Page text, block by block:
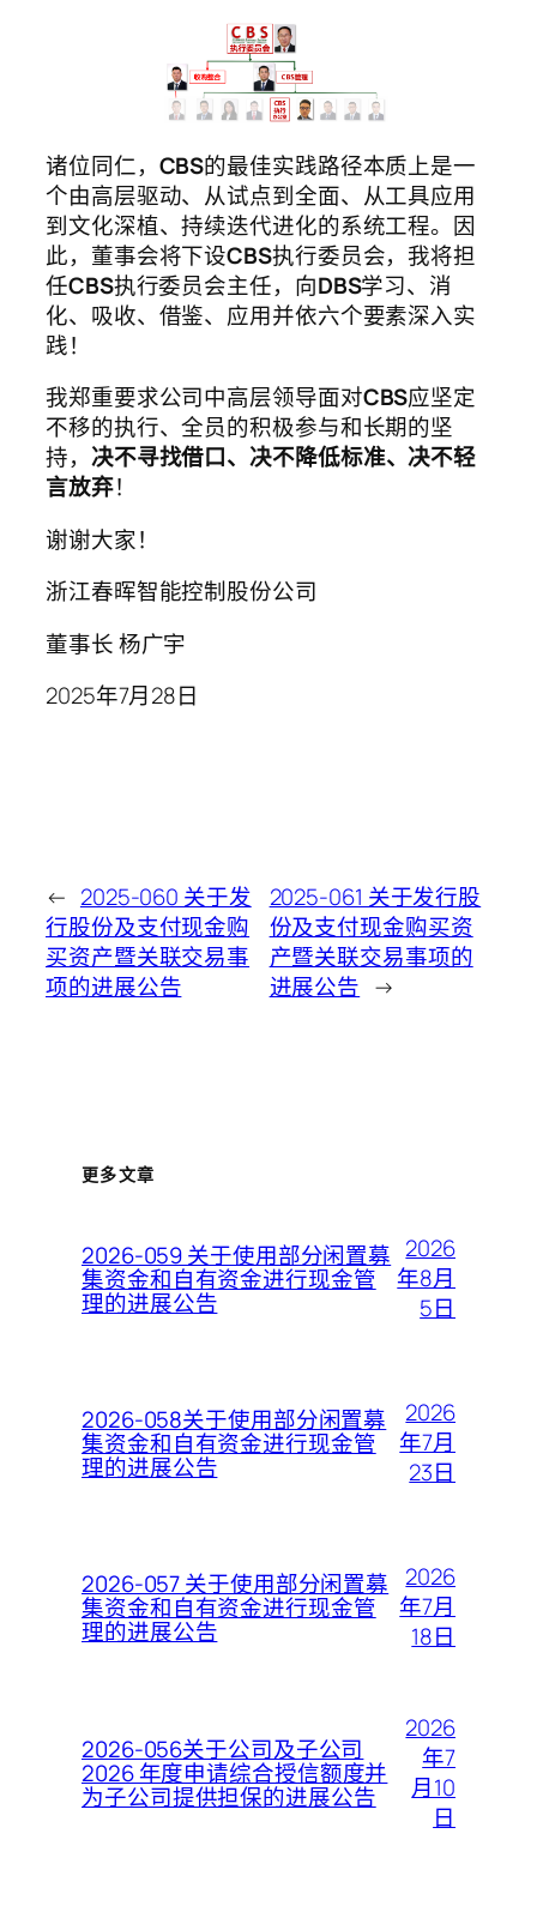
诸位同仁， CBS的最佳实践路径本质上是一
个由高层驱动、从试点到全面、从工具应用
到文化深植、持续迭代进化的系统工程。因
此，董事会将下设CBS执行委员会，我将担
任CBS执行委员会主任，向DBS学习、消
化、吸收、借鉴、应用并依六个要素深入实
践！
我郑重要求公司中高层领导面对CBS应坚定
不移的执行、全员的积极参与和长期的坚
持， 决不寻找借口、决不降低标准、决不轻
言放弃！
谢谢大家！
浙江春晖智能控制股份公司
董事长 杨广宇
2025年7月28日
← 2025-060 关于发
行股份及支付现金购
买资产暨关联交易事
项的进展公告
2025-061 关于发行股
份及支付现金购买资
产暨关联交易事项的
进展公告 →
更多文章
2026-059 关于使用部分闲置募
集资金和自有资金进行现金管
理的进展公告
2026
年8月
5日
2026-058关于使用部分闲置募
集资金和自有资金进行现金管
理的进展公告
2026
年7月
23日
2026-057 关于使用部分闲置募
集资金和自有资金进行现金管
理的进展公告
2026
年7月
18日
2026-056关于公司及子公司
2026 年度申请综合授信额度并
为子公司提供担保的进展公告
2026
年7
月10
日